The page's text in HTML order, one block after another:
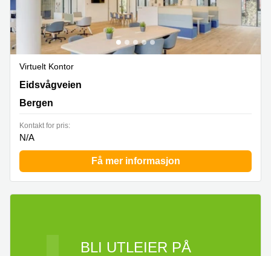
Virtuelt Kontor
Eidsvågveien 115, Bergen
Eidsvågveien
Bergen
Kontakt for pris:
N/A
Få mer informasjon
BLI UTLEIER PÅ